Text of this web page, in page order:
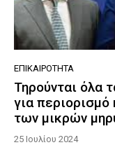
ΕΠΙΚΑΙΡΌΤΗΤΑ
Τηρούνται όλα
για
των μικρών
25 Ιουλίου 2024